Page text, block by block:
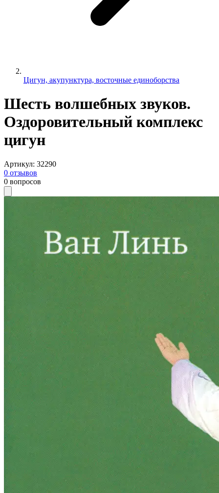
Цигун, акупунктура, восточные единоборства
Шесть волшебных звуков.
Оздоровительный комплекс
цигун
Артикул: 32290
0 отзывов
0 вопросов